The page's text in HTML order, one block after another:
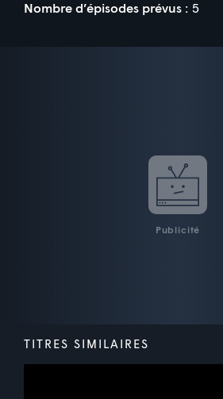
Nombre d’épisodes prévus : 5
Publicité
TITRES SIMILAIRES